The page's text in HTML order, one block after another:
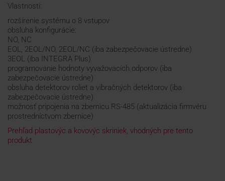
Vlastnosti:
rozšírenie systému o 8 vstupov
obsluha konfigurácie:
NO, NC
EOL, 2EOL/NO, 2EOL/NC (iba zabezpečovacie ústredne)
3EOL (iba INTEGRA Plus)
programovanie hodnoty vyvažovacích odporov (iba
zabezpečovacie ústredne)
obsluha detektorov roliet a vibračných detektorov (iba
zabezpečovacie ústredne)
možnosť pripojenia na zbernicu RS-485 (aktualizácia firmvéru
prostredníctvom zbernice)
Prehľad plastovýc a kovovýc skriniek, vhodných pre tento
produkt